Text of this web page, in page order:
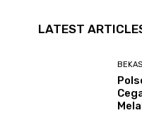
LATEST
BEKASI